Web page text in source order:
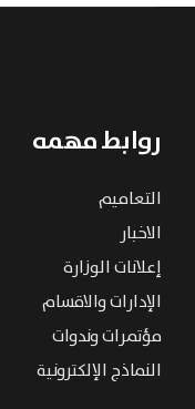
روابط مهمه
التعاميم
الاخبار
إعلانات الوزارة
الإدارات والاقسام
مؤتمرات وندوات
النماذج الإلكترونية